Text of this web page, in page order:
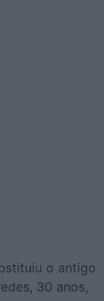
o antigo
30 anos,